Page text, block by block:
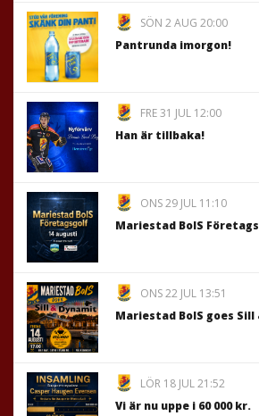
SÖN 2 AUG 20:00
Pantrunda imorgon!
FRE 31 JUL 12:00
Han är tillbaka!
ONS 29 JUL 11:10
Mariestad BoIS
ONS 22 JUL 13:51
Mariestad BoIS goes Sill
LÖR 18 JUL 21:52
Vi är nu uppe i 60 000 kr.